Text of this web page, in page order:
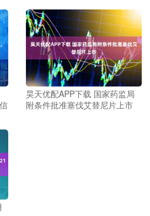
昊天优配APP下载 国家药监局
附条件批准塞伐艾替尼片上市